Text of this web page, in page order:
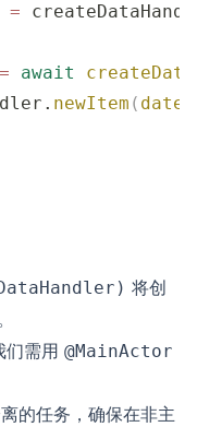
=
= await
newItem ( date
将创
们需用 @MainActor
的任务，确保在非主